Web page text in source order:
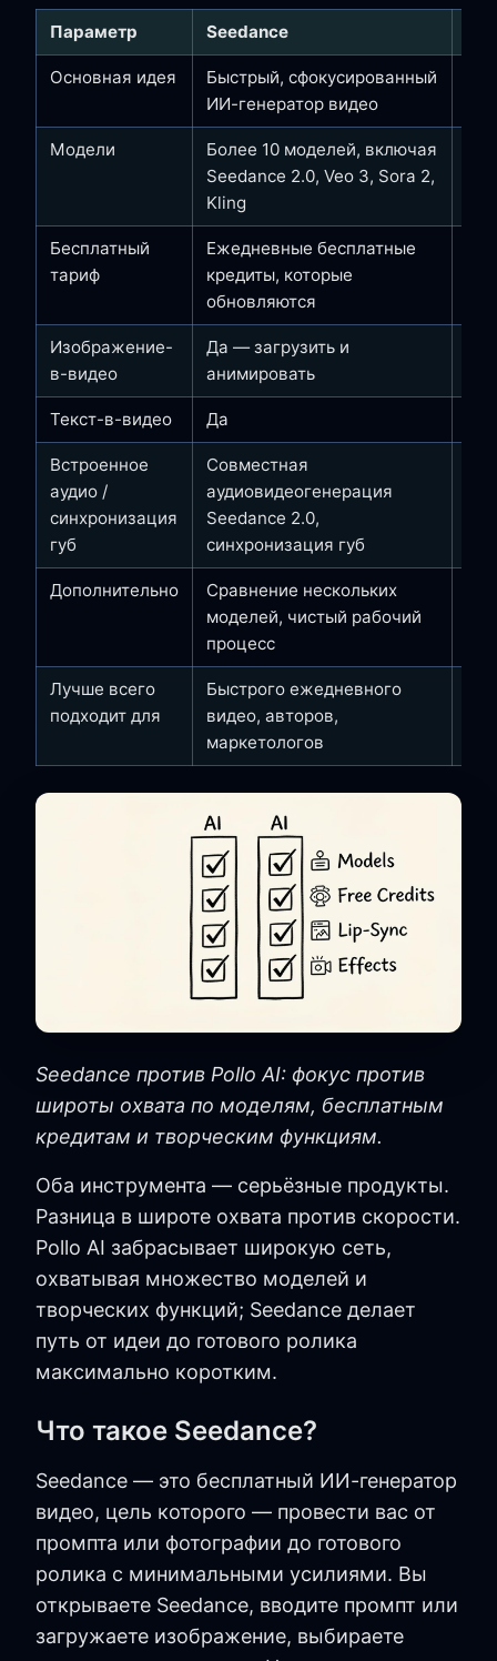
Параметр Seedance
Основная идея
Быстрый, сфокусированный
ИИ-генератор видео
Модели
Более 10 моделей, включая
Seedance 2.0, Veo 3, Sora 2,
Kling
Бесплатный
тариф
Ежедневные бесплатные
кредиты, которые
обновляются
Изображение-
в-видео
Да — загрузить и
анимировать
Текст-в-видео Да
Встроенное
аудио /
синхронизация
губ
Совместная
аудиовидеогенерация
Seedance 2.0,
синхронизация губ
Дополнительно
Сравнение нескольких
моделей, чистый рабочий
процесс
Лучше всего
подходит для
Быстрого ежедневного
видео, авторов,
маркетологов
Seedance против Pollo AI: фокус против
широты охвата по моделям, бесплатным
кредитам и творческим функциям.
Оба инструмента — серьёзные продукты.
Разница в широте охвата против скорости.
Pollo AI забрасывает широкую сеть,
охватывая множество моделей и
творческих функций; Seedance делает
путь от идеи до готового ролика
максимально коротким.
Что такое Seedance?
Seedance — это бесплатный ИИ-генератор
видео, цель которого — провести вас от
промпта или фотографии до готового
ролика с минимальными усилиями. Вы
открываете Seedance, вводите промпт или
загружаете изображение, выбираете